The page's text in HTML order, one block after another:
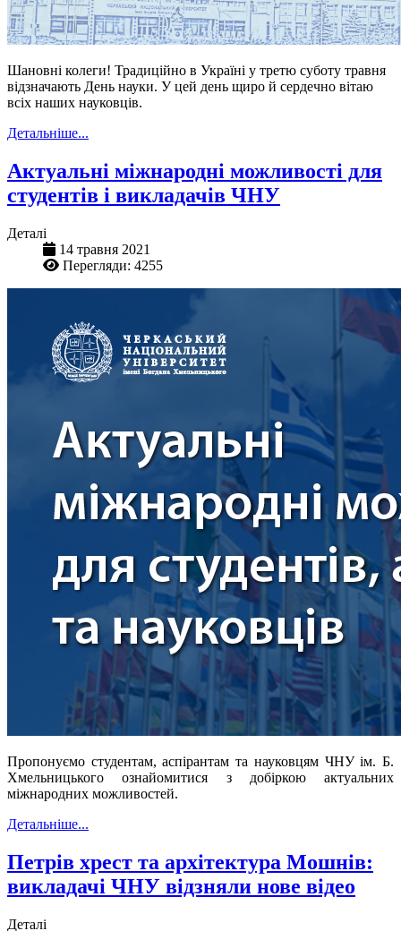
Шановні колеги! Традиційно в Україні у третю суботу травня
відзначають День науки. У цей день щиро й сердечно вітаю
всіх наших науковців.
Детальніше...
Актуальні міжнародні можливості для
студентів і викладачів ЧНУ
Деталі
14 травня 2021
Перегляди: 4255
Пропонуємо студентам, аспірантам та науковцям ЧНУ ім. Б.
Хмельницького ознайомитися з добіркою актуальних
міжнародних можливостей.
Детальніше...
Петрів хрест та архітектура Мошнів:
викладачі ЧНУ відзняли нове відео
Деталі